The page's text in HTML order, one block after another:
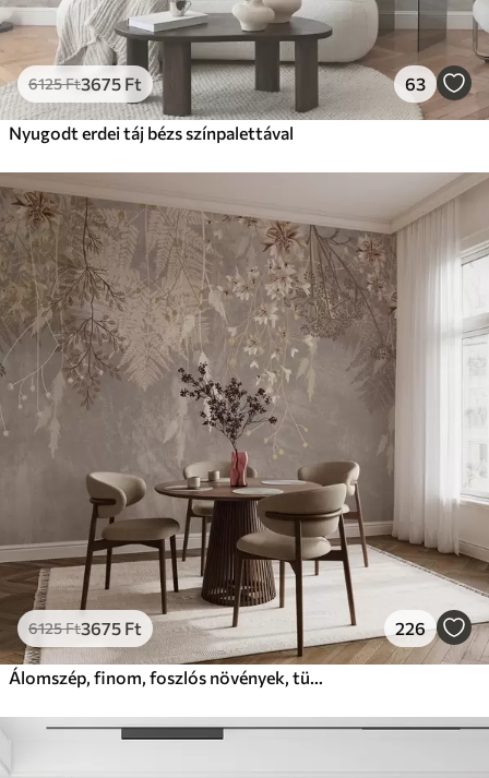
6125Ft3675 Ft 63
Nyugodt erdei táj bézs színpalettával
6125Ft3675 Ft 226